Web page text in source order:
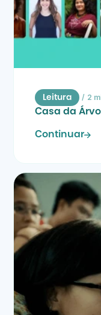
Leitura / 2
Casa da
Continuar